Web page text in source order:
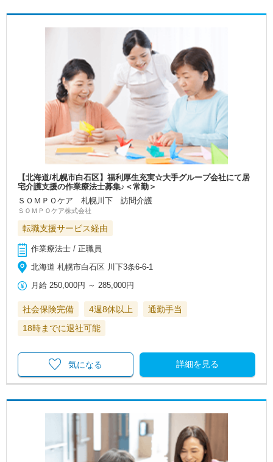
【北海道/札幌市白石区】福利厚生充実☆大手グループ会社にて居
宅介護支援の作業療法士募集♪＜常勤＞
ＳＯＭＰＯケア 札幌川下 訪問介護
ＳＯＭＰＯケア株式会社
転職支援サービス経由
作業療法士 / 正職員
北海道 札幌市白石区 川下3条6-6-1
月給 250,000円 ～285,000円
社会保険完備 4週8休以上
通勤手当
18時までに退社可能
詳細を見る
気になる